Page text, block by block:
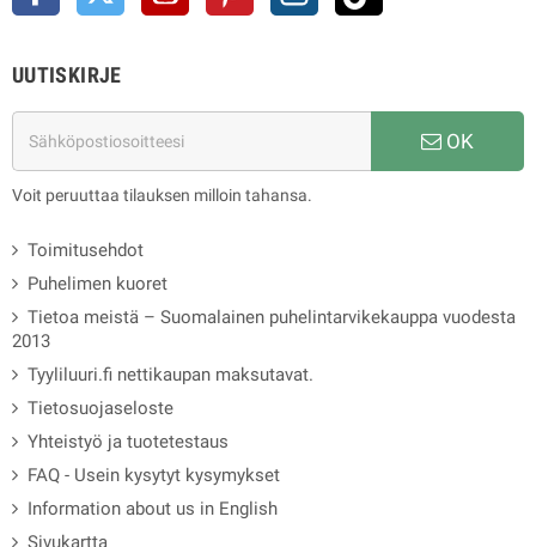
UUTISKIRJE
OK
Voit peruuttaa tilauksen milloin tahansa.
Toimitusehdot
Puhelimen kuoret
Tietoa meistä – Suomalainen puhelintarvikekauppa vuodesta
2013
Tyyliluuri.fi nettikaupan maksutavat.
Tietosuojaseloste
Yhteistyö ja tuotetestaus
FAQ - Usein kysytyt kysymykset
Information about us in English
Sivukartta